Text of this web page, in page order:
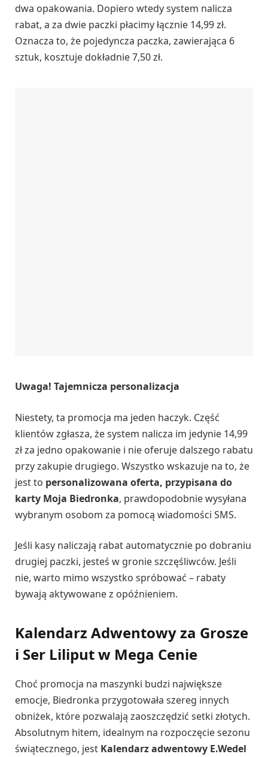
dwa opakowania. Dopiero wtedy system nalicza
rabat, a za dwie paczki płacimy łącznie 14,99 zł.
Oznacza to, że pojedyncza paczka, zawierająca 6
sztuk, kosztuje dokładnie 7,50 zł.
Uwaga! Tajemnicza personalizacja
Niestety, ta promocja ma jeden haczyk. Część
klientów zgłasza, że system nalicza im jedynie 14,99
zł za jedno opakowanie i nie oferuje dalszego rabatu
przy zakupie drugiego. Wszystko wskazuje na to, że
jest to personalizowana oferta, przypisana do
karty Moja Biedronka, prawdopodobnie wysyłana
wybranym osobom za pomocą wiadomości SMS.
Jeśli kasy naliczają rabat automatycznie po dobraniu
drugiej paczki, jesteś w gronie szczęśliwców. Jeśli
nie, warto mimo wszystko spróbować – rabaty
bywają aktywowane z opóźnieniem.
Kalendarz Adwentowy za Grosze
i Ser Liliput w Mega Cenie
Choć promocja na maszynki budzi największe
emocje, Biedronka przygotowała szereg innych
obniżek, które pozwalają zaoszczędzić setki złotych.
Absolutnym hitem, idealnym na rozpoczęcie sezonu
świątecznego, jest Kalendarz adwentowy E.Wedel